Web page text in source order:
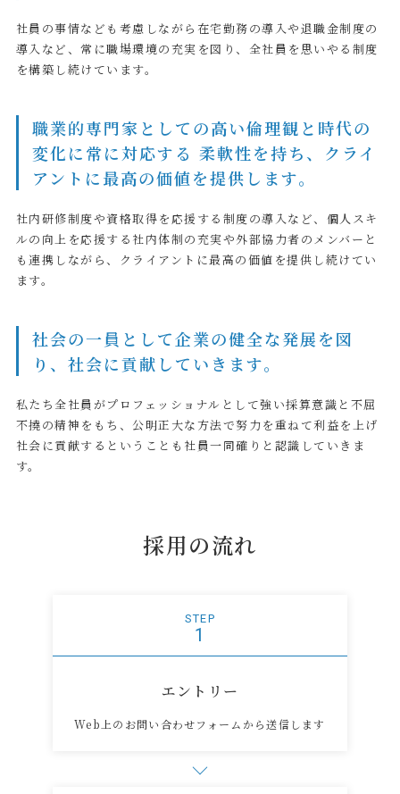
社員の事情なども考慮しながら在宅勤務の導入や退職金制度の
導入など、常に職場環境の充実を図り、全社員を思いやる制度
を構築し続けています。
職業的専門家としての高い倫理観と 時代の
変化に常に対応する 柔軟性を持ち、クライ
アントに最高の価値を提供します。
社内研修制度や資格取得を応援する制度の導入など、個人スキ
ルの向上を応援する社内体制の充実や外部協力者のメンバーと
も連携しながら、クライアントに最高の価値を提供し続けてい
ます。
社会の一員として企業の健全な発展を図
り、 社会に貢献していきます。
私たち全社員がプロフェッショナルとして強い採算意識と不屈
不撓の精神をもち、公明正大な方法で努力を重ねて利益を上げ
社会に貢献するということも社員一同確りと認識していきま
す。
採用の流れ
STEP
1
エントリー
Web上のお問い合わせフォームから送信します